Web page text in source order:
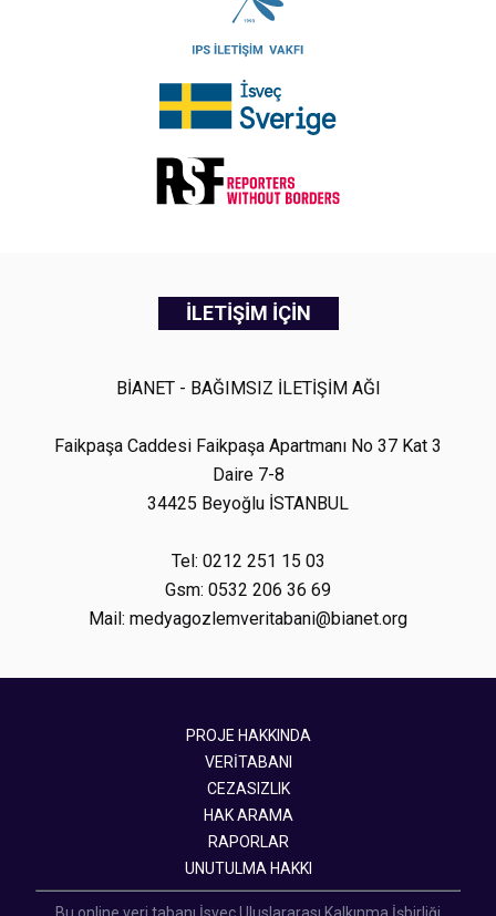
İLETİŞİM İÇİN
BİANET - BAĞIMSIZ İLETİŞİM AĞI
Faikpaşa Caddesi Faikpaşa Apartmanı No 37 Kat 3
Daire 7-8
34425 Beyoğlu İSTANBUL
Tel: 0212 251 15 03
Gsm: 0532 206 36 69
Mail: medyagozlemveritabani@bianet.org
PROJE HAKKINDA
VERİTABANI
CEZASIZLIK
HAK ARAMA
RAPORLAR
UNUTULMA HAKKI